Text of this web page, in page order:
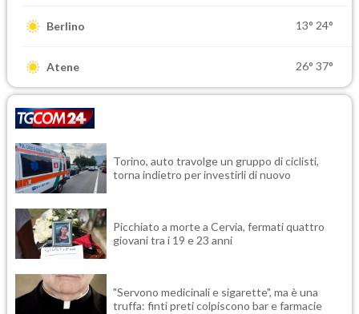
Berlino 13° 24°
Atene 26° 37°
Torino, auto travolge un gruppo di ciclisti,
torna indietro per investirli di nuovo
Picchiato a morte a Cervia, fermati quattro
giovani tra i 19 e 23 anni
"Servono medicinali e sigarette", ma è una
truffa: finti preti colpiscono bar e farmacie